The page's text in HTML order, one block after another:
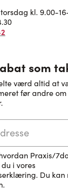
kl. 9.00-
som
værd altid at
før andre
Praxis/
i vores
. Du kan